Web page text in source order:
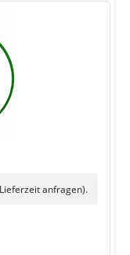
anfragen).